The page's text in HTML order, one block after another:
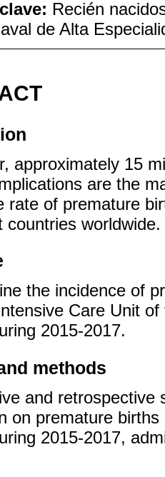
Recién
de Alta
approximately 15
are the
rate of premature
countries worldwide.
the incidence of
Care Unit
2015-2017.
methods
and retrospective
on premature
2015-2017,